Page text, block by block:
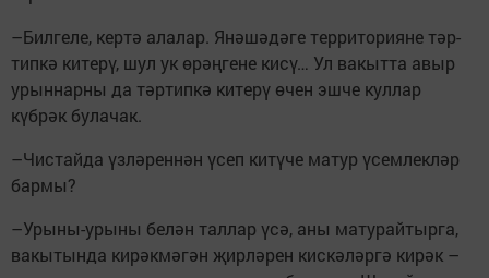
–Билгеле, кертә алалар. Янәшәдәге территорияне тәр­
типкә китерү, шул ук өрәң­гене кисү… Ул вакытта авыр
урыннарны да тәртипкә китерү өчен эшче куллар
күбрәк булачак.
–Чистайда үзләреннән үсеп китүче матур үсемлек­ләр
бармы?
–Урыны-урыны белән таллар үсә, аны матурайтырга,
вакытында кирәкмәгән җирләрен кискәләргә кирәк –